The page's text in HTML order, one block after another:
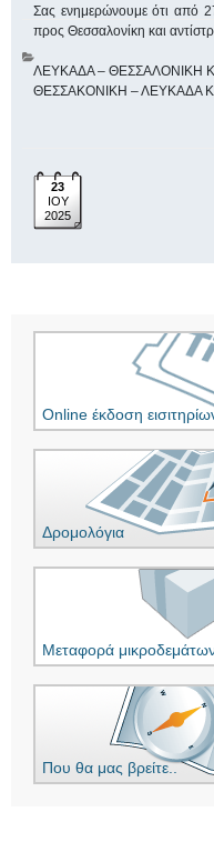
Σας ενημερώνουμε ότι από
προς Θεσσαλονίκη και
ΛΕΥΚΑΔΑ – ΘΕΣΣΑΛΟΝΙΚΗ
ΘΕΣΣΑΚΟΝΙΚΗ – ΛΕΥΚΑΔΑ
23
ΙΟΥ
2025
Online έκδοση
Δρομολόγια
Μεταφορά
Που θα μας βρείτε..